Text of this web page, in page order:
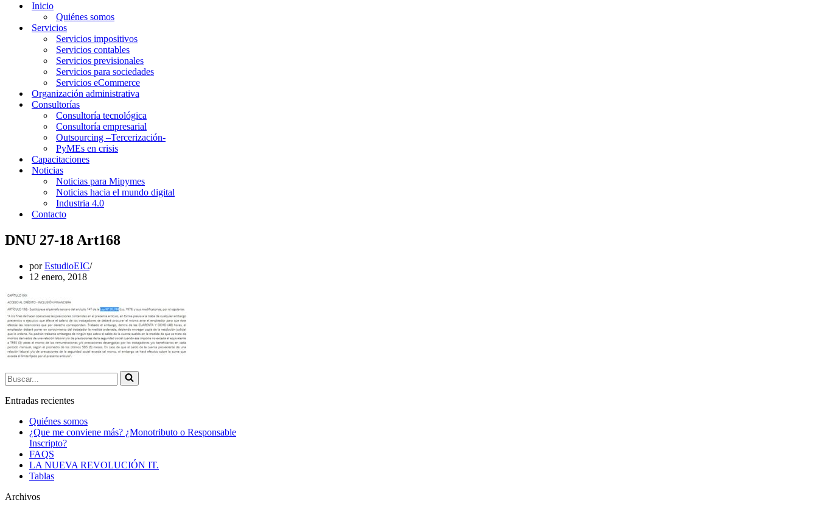
navegación
Inicio
Quiénes somos
Servicios
Servicios impositivos
Servicios contables
Servicios previsionales
Servicios para sociedades
Servicios eCommerce
Organización administrativa
Consultorías
Consultoría tecnológica
Consultoría empresarial
Outsourcing –Tercerización-
PyMEs en crisis
Capacitaciones
Noticias
Noticias para Mipymes
Noticias hacia el mundo digital
Industria 4.0
Contacto
DNU 27-18 Art168
porEstudioEIC
12 enero, 2018
Buscar...
Entradas recientes
Quiénes somos
¿Que me conviene más? ¿Monotributo o Responsable
Inscripto?
FAQS
LA NUEVA REVOLUCIÓN IT.
Tablas
Archivos